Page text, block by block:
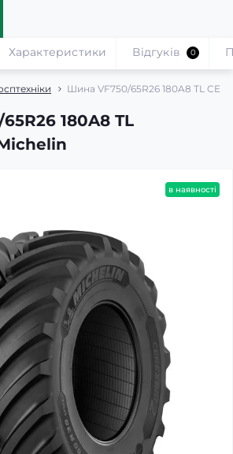
Шина VF750/65R26 180A8 TL
180A8 TL
Характеристики Відгуків 0
в наявності